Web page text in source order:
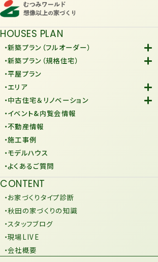
HOUSES PLAN
・新築プラン（フルオーダー）
-Fiore
・新築プラン（規格住宅）
-規格住宅
-KURAFIT
-JiU
・平屋プラン
・エリア
-潟上市
-由利本荘市
・中古住宅＆リノベーション
-中古住宅
-リノベーション
・イベント&内覧会情報
・不動産情報
・施工事例
・モデルハウス
・よくあるご質問
CONTENT
・お家づくりタイプ診断
・秋田の家づくりの知識
・スタッフブログ
・現場LIVE
・会社概要